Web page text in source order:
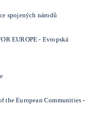
spojených národů
EUROPE - Evropská
the European Communities -